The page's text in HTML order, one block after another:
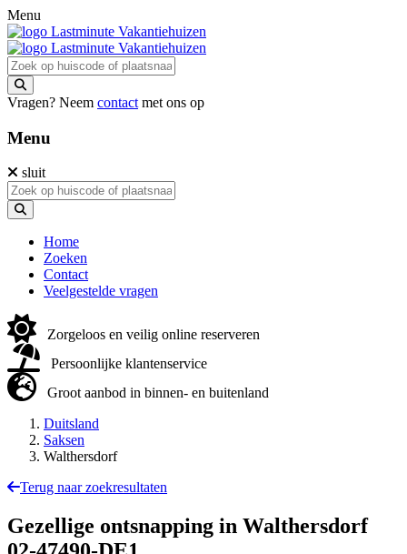
Menu
Vragen? Neem contact met ons op
Menu
sluit
Home
Zoeken
Contact
Veelgestelde vragen
Zorgeloos en veilig online reserveren
Persoonlijke klantenservice
Groot aanbod in binnen- en buitenland
Duitsland
Saksen
Walthersdorf
Terug naar zoekresultaten
Gezellige ontsnapping in Walthersdorf